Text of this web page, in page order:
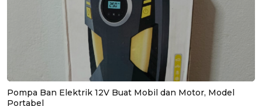
Pompa Ban Elektrik 12V Buat Mobil dan Motor, Model
Portabel